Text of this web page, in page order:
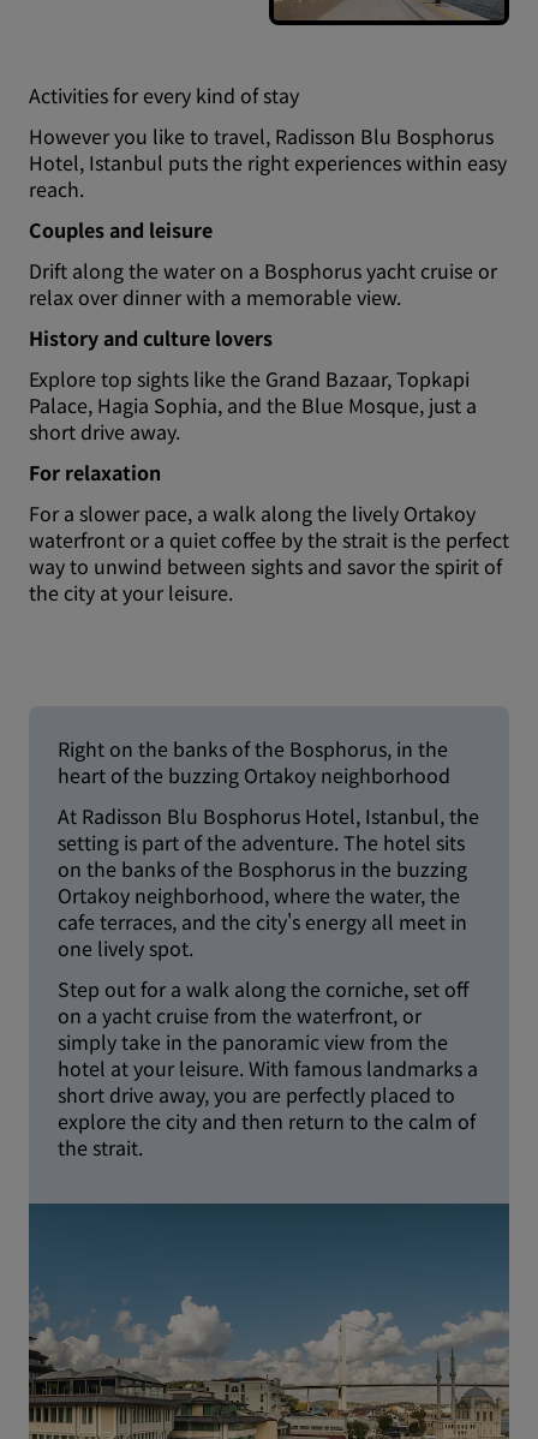
Activities for every kind of stay
However you like to travel, Radisson Blu Bosphorus
Hotel, Istanbul puts the right experiences within easy
reach.
Couples and leisure
Drift along the water on a Bosphorus yacht cruise or
relax over dinner with a memorable view.
History and culture lovers
Explore top sights like the Grand Bazaar, Topkapi
Palace, Hagia Sophia, and the Blue Mosque, just a
short drive away.
For relaxation
For a slower pace, a walk along the lively Ortakoy
waterfront or a quiet coffee by the strait is the perfect
way to unwind between sights and savor the spirit of
the city at your leisure.
Right on the banks of the Bosphorus, in the
heart of the buzzing Ortakoy neighborhood
At Radisson Blu Bosphorus Hotel, Istanbul, the
setting is part of the adventure. The hotel sits
on the banks of the Bosphorus in the buzzing
Ortakoy neighborhood, where the water, the
cafe terraces, and the city's energy all meet in
one lively spot.
Step out for a walk along the corniche, set off
on a yacht cruise from the waterfront, or
simply take in the panoramic view from the
hotel at your leisure. With famous landmarks a
short drive away, you are perfectly placed to
explore the city and then return to the calm of
the strait.